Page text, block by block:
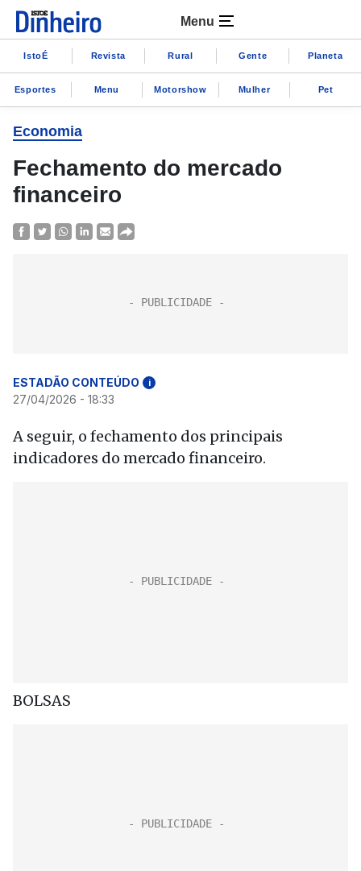
Menu
IstoÉ Revista Rural Gente Planeta
Esportes Menu Motorshow Mulher Pet
Economia
Fechamento do mercado
financeiro
ESTADÃO CONTEÚDO i
27/04/2026 - 18:33
A seguir, o fechamento dos principais
indicadores do mercado financeiro.
BOLSAS